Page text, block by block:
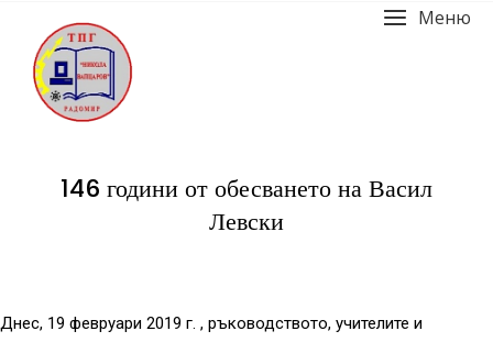
Меню
146 години от обесването на Васил
Левски
Днес, 19 февруари 2019 г. , ръководството, учителите и